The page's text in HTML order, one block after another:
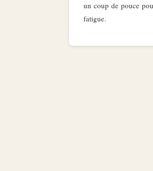
un coup de pouce
fatigue.